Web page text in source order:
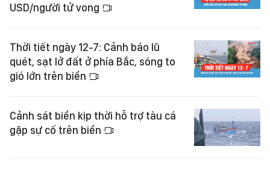
USD/người tử vong
Thời tiết ngày 12-7: Cảnh báo lũ
quét, sạt lở đất ở phía Bắc, sóng to
gió lớn trên biển
Cảnh sát biển kịp thời hỗ trợ tàu cá
gặp sự cố trên biển